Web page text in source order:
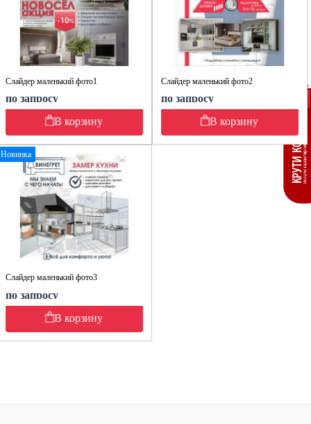
Слайдер маленький фото1
по запросу
В корзину
Слайдер маленький фото2
по запросу
В корзину
Новинка
Слайдер маленький фото3
по запросу
В корзину